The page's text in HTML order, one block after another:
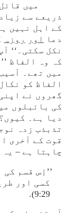
میں
ذریعے سے
کے اہل نہیں
دعا
اور روزہ
نکل سکتی۔‘‘
کہ وہ الفاظ
میں تھے۔
الفاظ کو
گھروں نے
کی بائبلوں
دیا ہے۔
تذبذب زدہ
قوت کے آخری
چاہتا ہے –
’’اِس قسم
کسی اور
9:29).